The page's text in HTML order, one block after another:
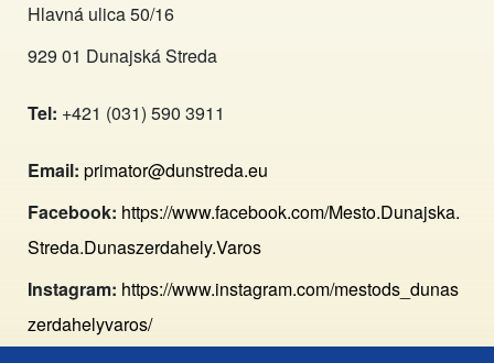
Hlavná ulica 50/16
929 01 Dunajská Streda
Tel: +421 (031) 590 3911
Email: primator@dunstreda.eu
Facebook: https://www.facebook.com/Mesto.Dunajska.
Streda.Dunaszerdahely.Varos
Instagram: https://www.instagram.com/mestods_dunas
zerdahelyvaros/